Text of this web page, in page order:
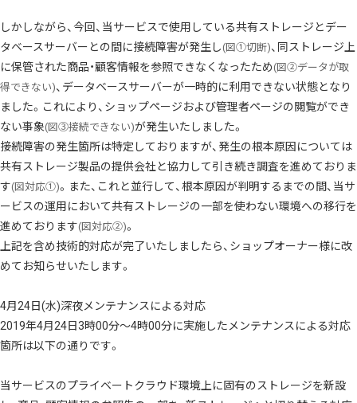
しかしながら、今回、当サービスで使用している共有ストレージとデー
タベースサーバーとの間に接続障害が発生し(図①切断)、同ストレージ上
に保管された商品・顧客情報を参照できなくなったため(図②データが取
得できない)、データベースサーバーが一時的に利用できない状態となり
ました。これにより、ショップページおよび管理者ページの閲覧ができ
ない事象(図③接続できない)が発生いたしました。
接続障害の発生箇所は特定しておりますが、発生の根本原因については
共有ストレージ製品の提供会社と協力して引き続き調査を進めておりま
す(図対応①)。また、これと並行して、根本原因が判明するまでの間、当サ
ービスの運用において共有ストレージの一部を使わない環境への移行を
進めております(図対応②)。
上記を含め技術的対応が完了いたしましたら、ショップオーナー様に改
めてお知らせいたします。
4月24日(水)深夜メンテナンスによる対応
2019年4月24日3時00分～4時00分に実施したメンテナンスによる対応
箇所は以下の通りです。
当サービスのプライベートクラウド環境上に固有のストレージを新設